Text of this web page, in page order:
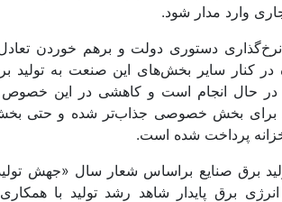
دستوری دولت و برهم خوردن
سایر بخش‌‌‌های این صنعت به تولید برق
انجام است و کاهشی در این خصوص
برای بخش خصوصی جذاب‌‌‌تر شده و حتی
پرداخت شده است.
برق صنایع براساس شعار سال «جهش
برق پایدار شاهد رشد تولید با